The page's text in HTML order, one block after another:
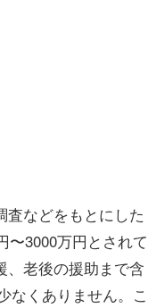
などをもとにした
〜3000万円とされて
、老後の援助まで含
なくありません。こ